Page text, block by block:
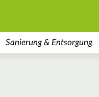
Sanierung & Entsorgung